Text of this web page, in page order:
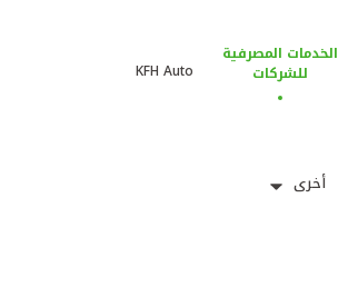
الخدمات المصرفية
للشركات
KFH Auto
أخرى